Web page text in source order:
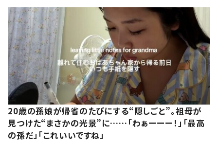
20歳の孫娘が帰省のたびにする“隠しごと”。祖母が
見つけた“まさかの光景”に……「わぁーーー！」「最高
の孫だ」「これいいですね」